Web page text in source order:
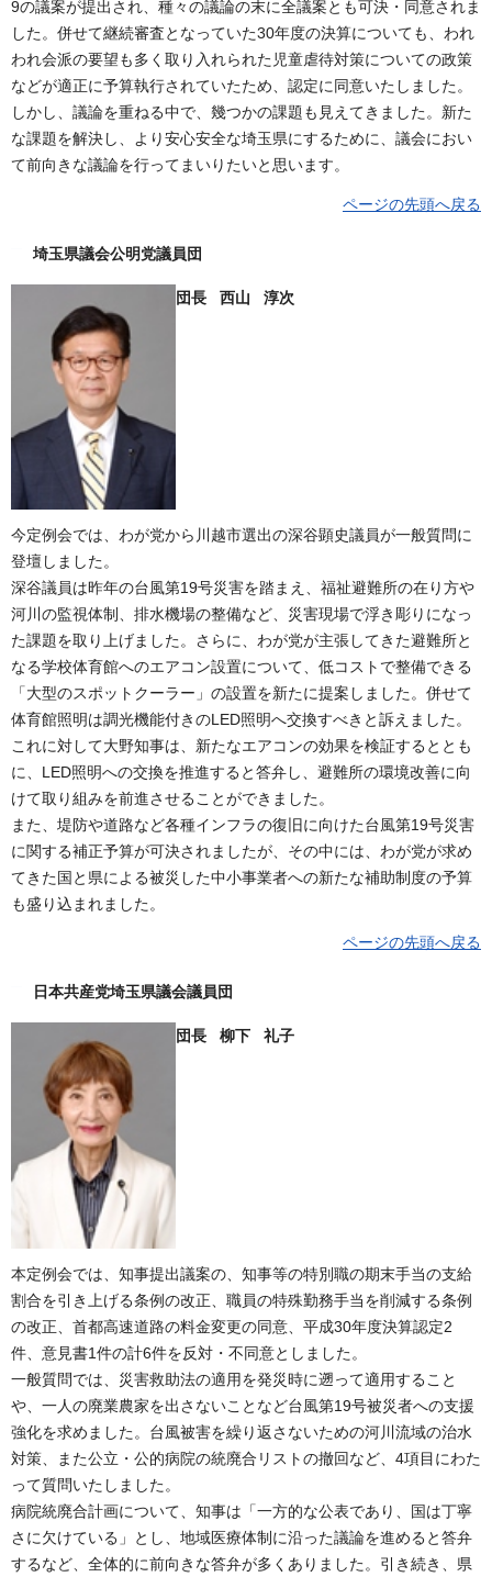
9の議案が提出され、種々の議論の末に全議案とも可決・同意されま
した。併せて継続審査となっていた30年度の決算についても、われ
われ会派の要望も多く取り入れられた児童虐待対策についての政策
などが適正に予算執行されていたため、認定に同意いたしました。
しかし、議論を重ねる中で、幾つかの課題も見えてきました。新た
な課題を解決し、より安心安全な埼玉県にするために、議会におい
て前向きな議論を行ってまいりたいと思います。
ページの先頭へ戻る
埼玉県議会公明党議員団
団長 西山 淳次
今定例会では、わが党から川越市選出の深谷顕史議員が一般質問に
登壇しました。
深谷議員は昨年の台風第19号災害を踏まえ、福祉避難所の在り方や
河川の監視体制、排水機場の整備など、災害現場で浮き彫りになっ
た課題を取り上げました。さらに、わが党が主張してきた避難所と
なる学校体育館へのエアコン設置について、低コストで整備できる
「大型のスポットクーラー」の設置を新たに提案しました。併せて
体育館照明は調光機能付きのLED照明へ交換すべきと訴えました。
これに対して大野知事は、新たなエアコンの効果を検証するととも
に、LED照明への交換を推進すると答弁し、避難所の環境改善に向
けて取り組みを前進させることができました。
また、堤防や道路など各種インフラの復旧に向けた台風第19号災害
に関する補正予算が可決されましたが、その中には、わが党が求め
てきた国と県による被災した中小事業者への新たな補助制度の予算
も盛り込まれました。
ページの先頭へ戻る
日本共産党埼玉県議会議員団
団長 柳下 礼子
本定例会では、知事提出議案の、知事等の特別職の期末手当の支給
割合を引き上げる条例の改正、職員の特殊勤務手当を削減する条例
の改正、首都高速道路の料金変更の同意、平成30年度決算認定2
件、意見書1件の計6件を反対・不同意としました。
一般質問では、災害救助法の適用を発災時に遡って適用すること
や、一人の廃業農家を出さないことなど台風第19号被災者への支援
強化を求めました。台風被害を繰り返さないための河川流域の治水
対策、また公立・公的病院の統廃合リストの撤回など、4項目にわた
って質問いたしました。
病院統廃合計画について、知事は「一方的な公表であり、国は丁寧
さに欠けている」とし、地域医療体制に沿った議論を進めると答弁
するなど、全体的に前向きな答弁が多くありました。引き続き、県